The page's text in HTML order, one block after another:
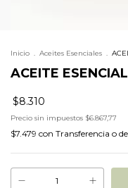
Inicio . Aceites Esenciales .
ACEITE
$8.310
Precio sin impuestos $6.867,77
$7.479 con Transferencia o